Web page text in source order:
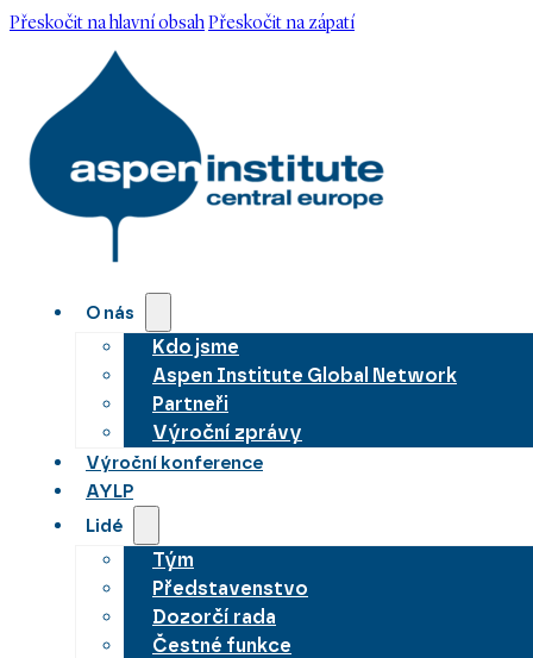
Přeskočit na hlavní obsahPřeskočit na zápatí
O nás
Kdo jsme
Aspen Institute Global Network
Partneři
Výroční zprávy
Výroční konference
AYLP
Lidé
Tým
Představenstvo
Dozorčí rada
Čestné funkce